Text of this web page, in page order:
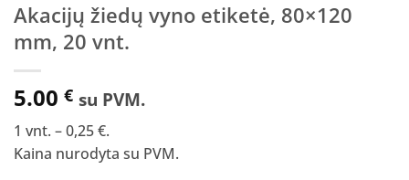
Akacijų žiedų vyno etiketė, 80×120
mm, 20 vnt.
5.00 € su PVM.
1 vnt. – 0,25 €.
Kaina nurodyta su PVM.